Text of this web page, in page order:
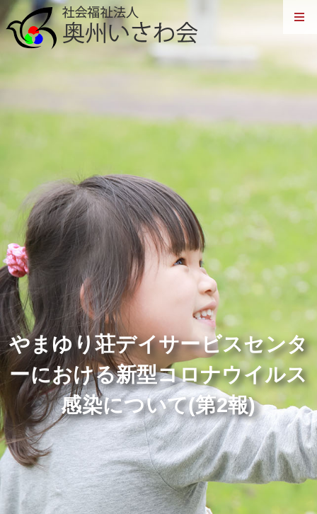
やまゆり荘デイサービスセンタ
ーにおける新型コロナウイルス
感染について(第2報)